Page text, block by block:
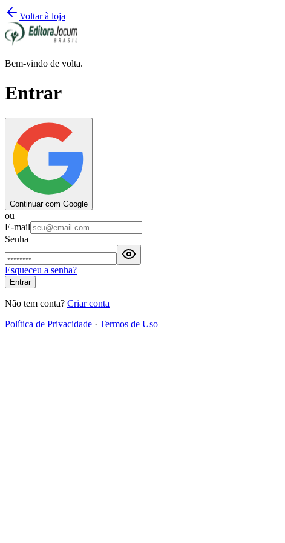
Voltar à loja
Bem-vindo de volta.
Entrar
Continuar com Google
ou
E-mail
Senha
Esqueceu a senha?
Entrar
Não tem conta? Criar conta
Política de Privacidade · Termos de Uso